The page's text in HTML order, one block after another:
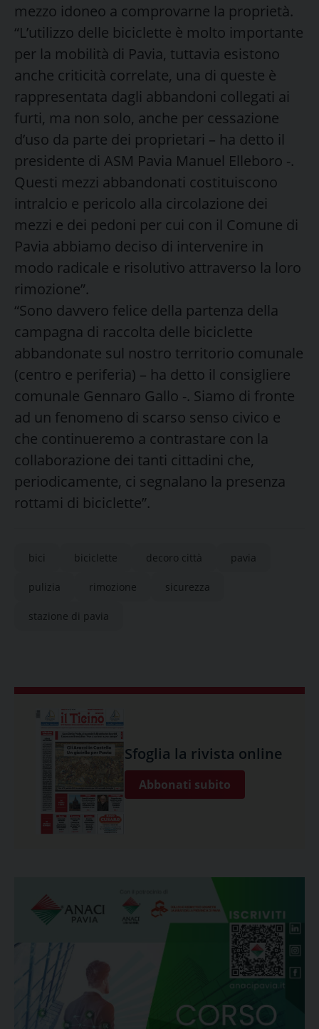
mezzo idoneo a comprovarne la proprietà.
“L’utilizzo delle biciclette è molto importante
per la mobilità di Pavia, tuttavia esistono
anche criticità correlate, una di queste è
rappresentata dagli abbandoni collegati ai
furti, ma non solo, anche per cessazione
d’uso da parte dei proprietari – ha detto il
presidente di ASM Pavia Manuel Elleboro -.
Questi mezzi abbandonati costituiscono
intralcio e pericolo alla circolazione dei
mezzi e dei pedoni per cui con il Comune di
Pavia abbiamo deciso di intervenire in
modo radicale e risolutivo attraverso la loro
rimozione”.
“Sono davvero felice della partenza della
campagna di raccolta delle biciclette
abbandonate sul nostro territorio comunale
(centro e periferia) – ha detto il consigliere
comunale Gennaro Gallo -. Siamo di fronte
ad un fenomeno di scarso senso civico e
che continueremo a contrastare con la
collaborazione dei tanti cittadini che,
periodicamente, ci segnalano la presenza
rottami di biciclette”.
bici biciclette decoro città pavia
pulizia rimozione sicurezza
stazione di pavia
Sfoglia la rivista online
Abbonati subito